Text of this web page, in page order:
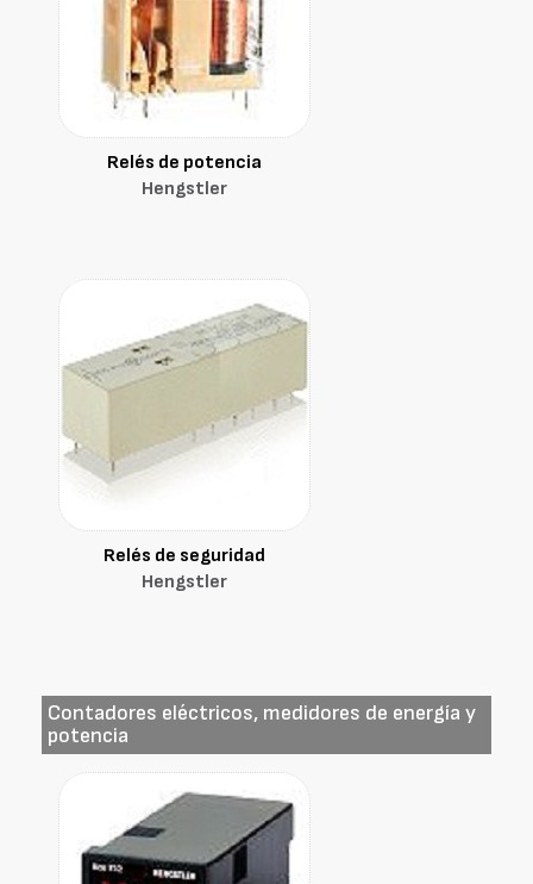
Relés de potencia
Hengstler
Relés de seguridad
Hengstler
Contadores eléctricos, medidores de energía y
potencia